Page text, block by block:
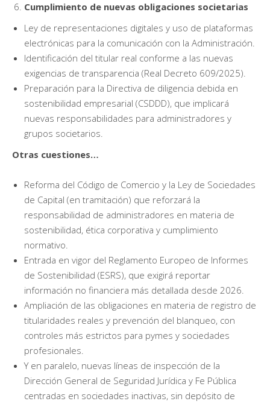
Cumplimiento de nuevas obligaciones societarias
Ley de representaciones digitales y uso de plataformas
electrónicas para la comunicación con la Administración.
Identificación del titular real conforme a las nuevas
exigencias de transparencia (Real Decreto 609/2025).
Preparación para la Directiva de diligencia debida en
sostenibilidad empresarial (CSDDD), que implicará
nuevas responsabilidades para administradores y
grupos societarios.
Otras cuestiones…
Reforma del Código de Comercio y la Ley de Sociedades
de Capital (en tramitación) que reforzará la
responsabilidad de administradores en materia de
sostenibilidad, ética corporativa y cumplimiento
normativo.
Entrada en vigor del Reglamento Europeo de Informes
de Sostenibilidad (ESRS), que exigirá reportar
información no financiera más detallada desde 2026.
Ampliación de las obligaciones en materia de registro de
titularidades reales y prevención del blanqueo, con
controles más estrictos para pymes y sociedades
profesionales.
Y en paralelo, nuevas líneas de inspección de la
Dirección General de Seguridad Jurídica y Fe Pública
centradas en sociedades inactivas, sin depósito de